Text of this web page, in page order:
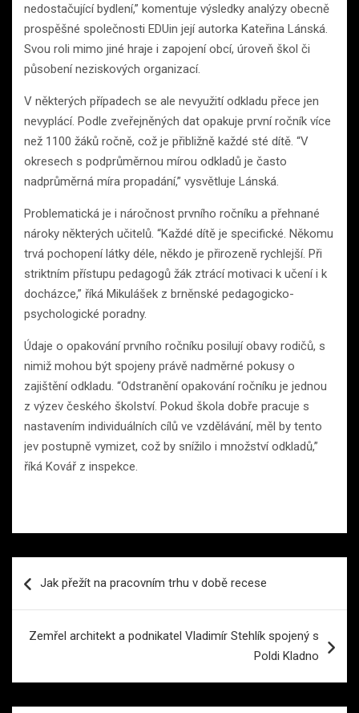
nedostačující bydlení,” komentuje výsledky analýzy obecně
prospěšné společnosti EDUin její autorka Kateřina Lánská.
Svou roli mimo jiné hraje i zapojení obcí, úroveň škol či
působení neziskových organizací.
V některých případech se ale nevyužití odkladu přece jen
nevyplácí. Podle zveřejněných dat opakuje první ročník více
než 1100 žáků ročně, což je přibližně každé sté dítě. “V
okresech s podprůměrnou mírou odkladů je často
nadprůměrná míra propadání,” vysvětluje Lánská.
Problematická je i náročnost prvního ročníku a přehnané
nároky některých učitelů. “Každé dítě je specifické. Někomu
trvá pochopení látky déle, někdo je přirozeně rychlejší. Při
striktním přístupu pedagogů žák ztrácí motivaci k učení i k
docházce,” říká Mikulášek z brněnské pedagogicko-
psychologické poradny.
Údaje o opakování prvního ročníku posilují obavy rodičů, s
nimiž mohou být spojeny právě nadměrné pokusy o
zajištění odkladu. “Odstranění opakování ročníku je jednou
z výzev českého školství. Pokud škola dobře pracuje s
nastavením individuálních cílů ve vzdělávání, měl by tento
jev postupně vymizet, což by snížilo i množství odkladů,”
říká Kovář z inspekce.
proJak přežít na pracovním trhu v době recese
Zemřel architekt a podnikatel Vladimír Stehlík spojený s
Poldi Kladno